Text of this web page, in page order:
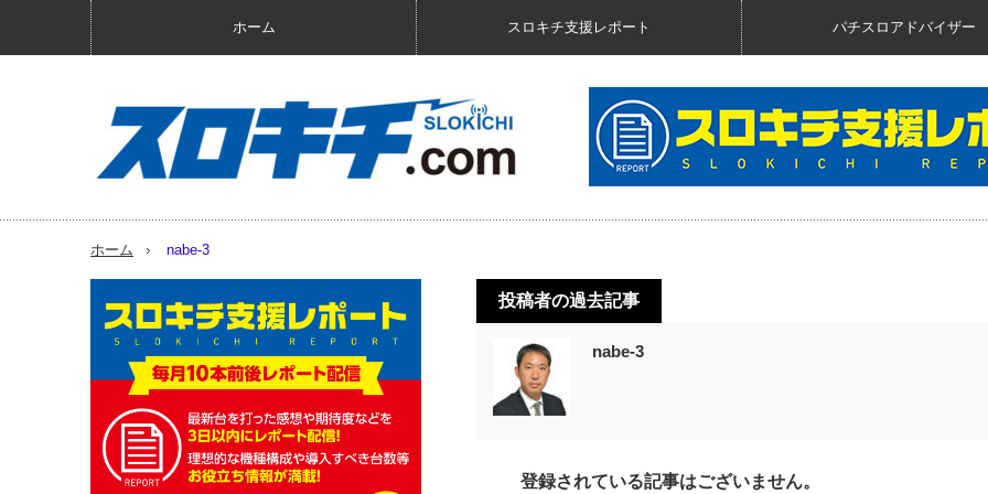
ホーム スロキチ支援レポート パチスロアドバイザー
ホーム nabe-3
投稿者の過去記事
nabe-3
登録されている記事はございません。